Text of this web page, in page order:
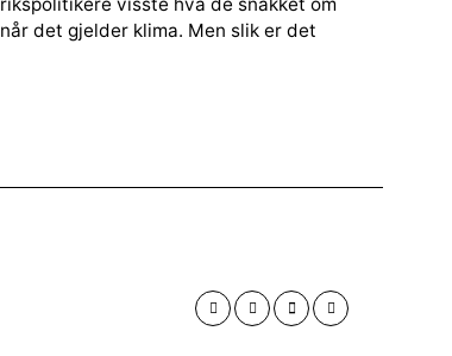
når det gjelder klima. Men slik er det